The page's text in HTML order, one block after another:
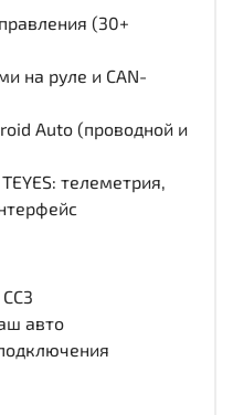
(30+
на руле и CAN-
Auto (проводной и
телеметрия,
авто